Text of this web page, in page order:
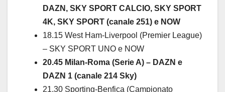
DAZN, SKY SPORT CALCIO, SKY SPORT
4K, SKY SPORT (canale 251) e NOW
18.15 West Ham-Liverpool (Premier League)
– SKY SPORT UNO e NOW
20.45 Milan-Roma (Serie A) – DAZN e
DAZN 1 (canale 214 Sky)
21.30 Sporting-Benfica (Campionato